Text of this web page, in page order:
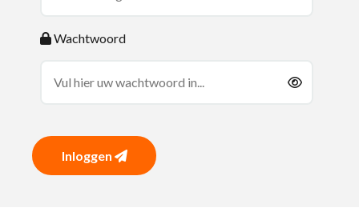
Wachtwoord
Inloggen